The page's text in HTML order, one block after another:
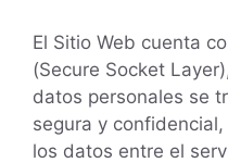
El Sitio Web cuenta
(Secure Socket
datos personales se
segura y
los datos entre el